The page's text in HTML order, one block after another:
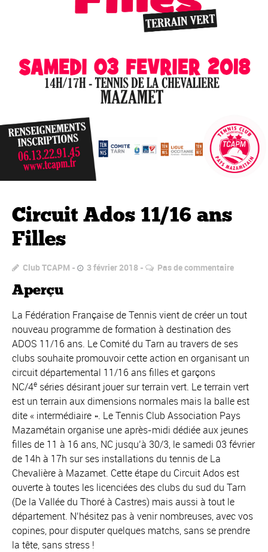
Circuit Ados 11/16 ans
Filles
Club TCAPM 3 février 2018 Pas de commentaire
Aperçu
La Fédération Française de Tennis vient de créer un tout
nouveau programme de formation à destination des
ADOS 11/16 ans. Le Comité du Tarn au travers de ses
clubs souhaite promouvoir cette action en organisant un
circuit départemental 11/16 ans filles et garçons
NC/4e séries désirant jouer sur terrain vert. Le terrain vert
est un terrain aux dimensions normales mais la balle est
dite « intermédiaire ». Le Tennis Club Association Pays
Mazamétain organise une après-midi dédiée aux jeunes
filles de 11 à 16 ans, NC jusqu’à 30/3, le samedi 03 février
de 14h à 17h sur ses installations du tennis de La
Chevalière à Mazamet. Cette étape du Circuit Ados est
ouverte à toutes les licenciées des clubs du sud du Tarn
(De la Vallée du Thoré à Castres) mais aussi à tout le
département. N’hésitez pas à venir nombreuses, avec vos
copines, pour disputer quelques matchs, sans se prendre
la tête, sans stress !